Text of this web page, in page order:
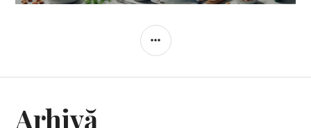
BARĂ
Arhivă